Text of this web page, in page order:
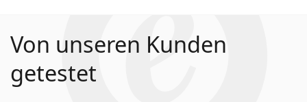
Von unseren Kunden
getestet